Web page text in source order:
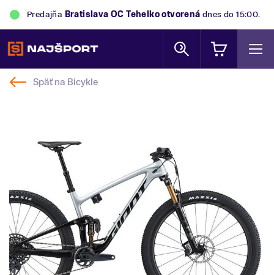
Predajňa Bratislava OC Tehelkootvorená dnes do 15:00.
Späť na Bicykle